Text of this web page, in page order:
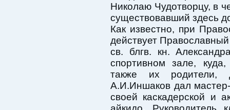
Николаю Чудотворцу, в
существовавший здесь
Как известно, при
действует
св. блгв. кн.
спортивном зале,
также их родители,
А.И.Иншаков дал
своей каскадерской и